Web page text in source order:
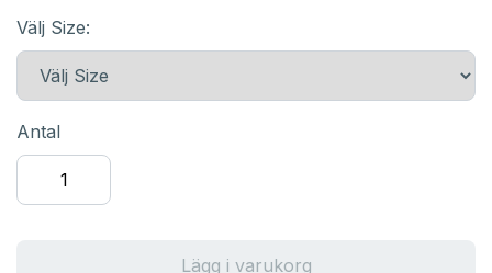
Välj Size:
Antal
Lägg i varukorg